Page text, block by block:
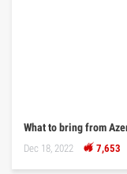
What to bring from
Dec 18, 2022 7,653